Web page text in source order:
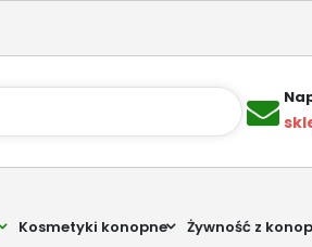
Kosmetyki konopne Żywność z